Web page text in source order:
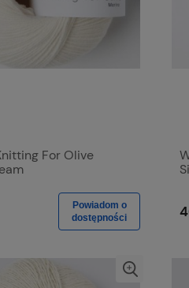
For Olive
Powiadom o
dostępności